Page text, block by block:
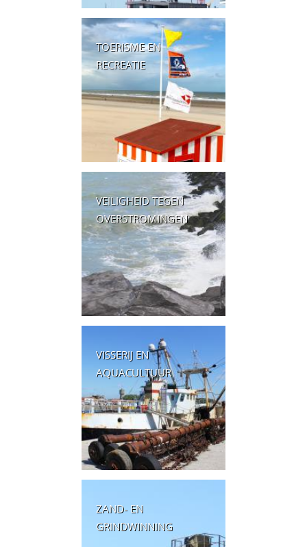
TOERISME EN
RECREATIE
VEILIGHEID TEGEN
OVERSTROMINGEN
VISSERIJ EN
AQUACULTUUR
ZAND- EN
GRINDWINNING